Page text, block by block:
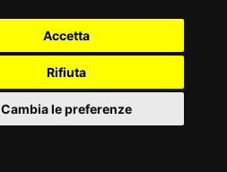
Accetta
Rifiuta
Cambia le preferenze